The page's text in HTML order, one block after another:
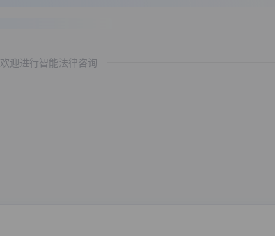
欢迎进行智能法律咨询